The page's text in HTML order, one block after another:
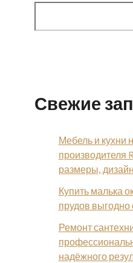
Свежие
Мебель и кухни
производителя
размеры,
Купить малька
прудов выгодно
Ремонт
надёжного